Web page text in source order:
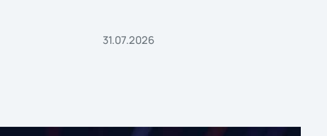
31.07.2026